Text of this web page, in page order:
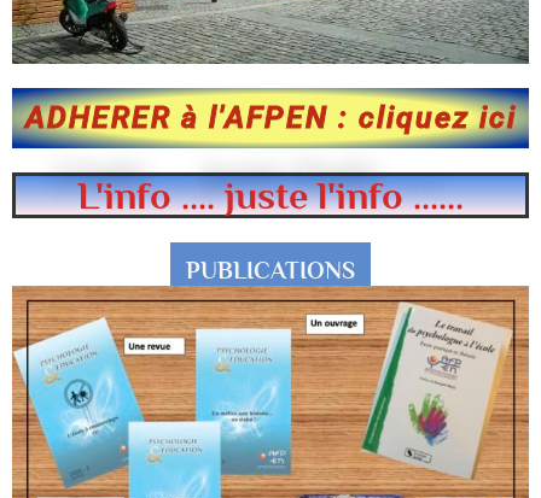
ADHERER à l'AFPEN : cliquez ici
L'info .... juste l'info ......
PUBLICATIONS